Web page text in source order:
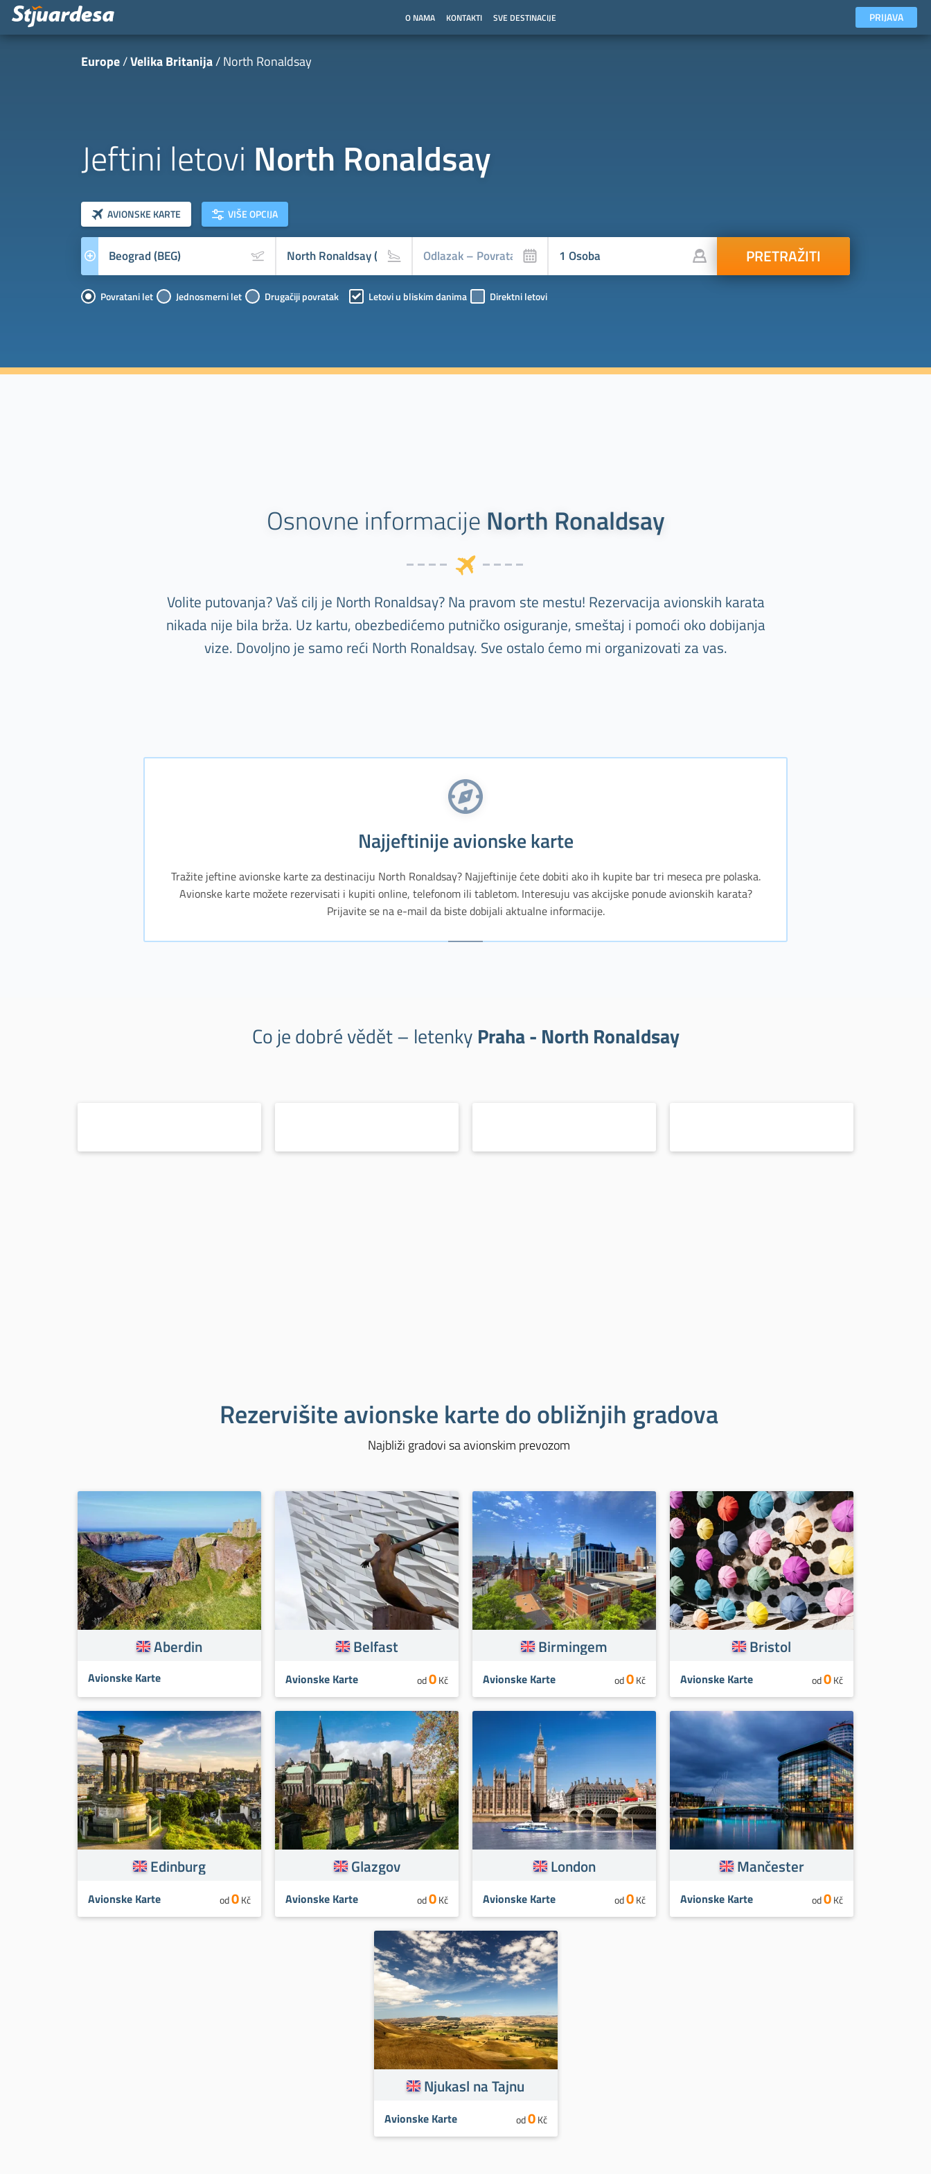
O NAMA KONTAKTI SVE DESTINACIJE PRIJAVA
Europe Velika Britanija North Ronaldsay
Jeftini letovi North Ronaldsay
AVIONSKE KARTE Prevoznik
klasa letova
VIŠE OPCIJA
PRETRAŽITI
Povratani let Jednosmerni let Drugačiji povratak Letovi u bliskim danima Direktni letovi
Osnovne informacije North Ronaldsay
Volite putovanja? Vaš cilj je North Ronaldsay? Na pravom ste mestu! Rezervacija avionskih karata
nikada nije bila brža. Uz kartu, obezbedićemo putničko osiguranje, smeštaj i pomoći oko dobijanja
vize. Dovoljno je samo reći North Ronaldsay. Sve ostalo ćemo mi organizovati za vas.
Najjeftinije avionske karte
Tražite jeftine avionske karte za destinaciju North Ronaldsay? Najjeftinije ćete dobiti ako ih kupite bar tri meseca pre polaska.
Avionske karte možete rezervisati i kupiti online, telefonom ili tabletom. Interesuju vas akcijske ponude avionskih karata?
Prijavite se na e-mail da biste dobijali aktualne informacije.
Co je dobré vědět – letenky Praha - North Ronaldsay
Rezervišite avionske karte do obližnjih gradova
Najbliži gradovi sa avionskim prevozom
Aberdin
Avionske Karte
Belfast
Avionske Karte od0Kč
Birmingem
Avionske Karte od0Kč
Bristol
Avionske Karte od0Kč
Edinburg
Avionske Karte od0Kč
Glazgov
Avionske Karte od0Kč
London
Avionske Karte od0Kč
Mančester
Avionske Karte od0Kč
Njukasl na Tajnu
Avionske Karte od0Kč